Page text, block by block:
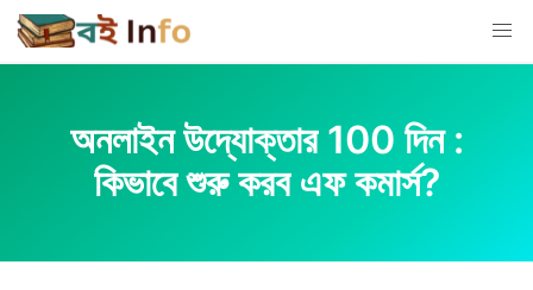
Skip
to
content
অনলাইন উদ্যোক্তার 100 দিন :
কিভাবে শুরু করব এফ কমার্স?